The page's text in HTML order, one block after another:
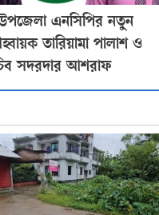
এনসিপির নতুন
তারিয়ামা পালাশ ও
সদরদার আশরাফ